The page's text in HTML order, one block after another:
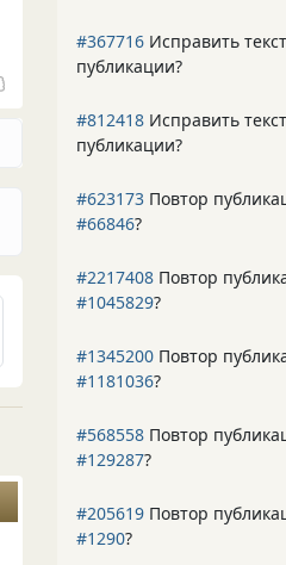
#367716 Исправить текст
публикации?
#812418 Исправить текст
публикации?
#623173 Повтор
#66846?
#2217408 Повтор
#1045829?
#1345200 Повтор
#1181036?
#568558 Повтор
#129287?
#205619 Повтор
#1290?